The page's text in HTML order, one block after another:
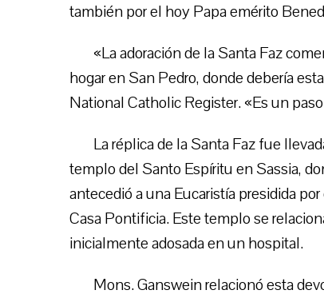
también por el hoy Papa emérito
«La adoración de la Santa Faz
hogar en San Pedro, donde debería
National Catholic Register. «Es un
La réplica de la Santa Faz fue
templo del Santo Espíritu en Sassia,
antecedió a una Eucaristía presidida
Casa Pontificia. Este templo se
inicialmente adosada en un hospital.
Mons. Ganswein relacionó esta